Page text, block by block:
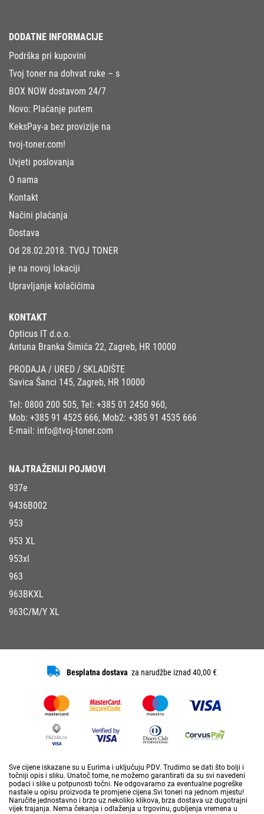
DODATNE INFORMACIJE
Podrška pri kupovini
Tvoj toner na dohvat ruke – s
BOX NOW dostavom 24/7
Novo: Plaćanje putem
KeksPay-a bez provizije na
tvoj-toner.com!
Uvjeti poslovanja
O nama
Kontakt
Načini plaćanja
Dostava
Od 28.02.2018. TVOJ TONER
je na novoj lokaciji
Upravljanje kolačićima
KONTAKT
Opticus IT d.o.o.
Antuna Branka Šimića 22, Zagreb, HR 10000
PRODAJA / URED / SKLADIŠTE
Savica Šanci 145, Zagreb, HR 10000
Tel: 0800 200 505, Tel: +385 01 2450 960,
Mob: +385 91 4525 666, Mob2: +385 91 4535 666
E-mail: info@tvoj-toner.com
NAJTRAŽENIJI POJMOVI
937e
9436B002
953
953 XL
953xl
963
963BKXL
963C/M/Y XL
Besplatna dostava za narudžbe iznad 40,00 €
Sve cijene iskazane su u Eurima i uključuju PDV. Trudimo se dati što bolji i
točniji opis i sliku. Unatoč tome, ne možemo garantirati da su svi navedeni
podaci i slike u potpunosti točni. Ne odgovaramo za eventualne pogreške
nastale u opisu proizvoda te promjene cijena.Svi toneri na jednom mjestu!
Naručite jednostavno i brzo uz nekoliko klikova, brza dostava uz dugotrajni
vijek trajanja. Nema čekanja i odlaženja u trgovinu, gubljenja vremena u